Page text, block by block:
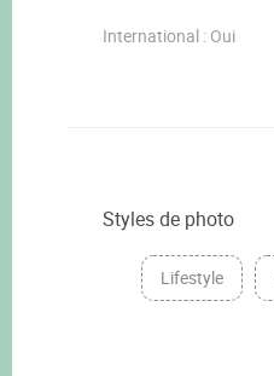
International : Oui
Styles de photo
Lifestyle